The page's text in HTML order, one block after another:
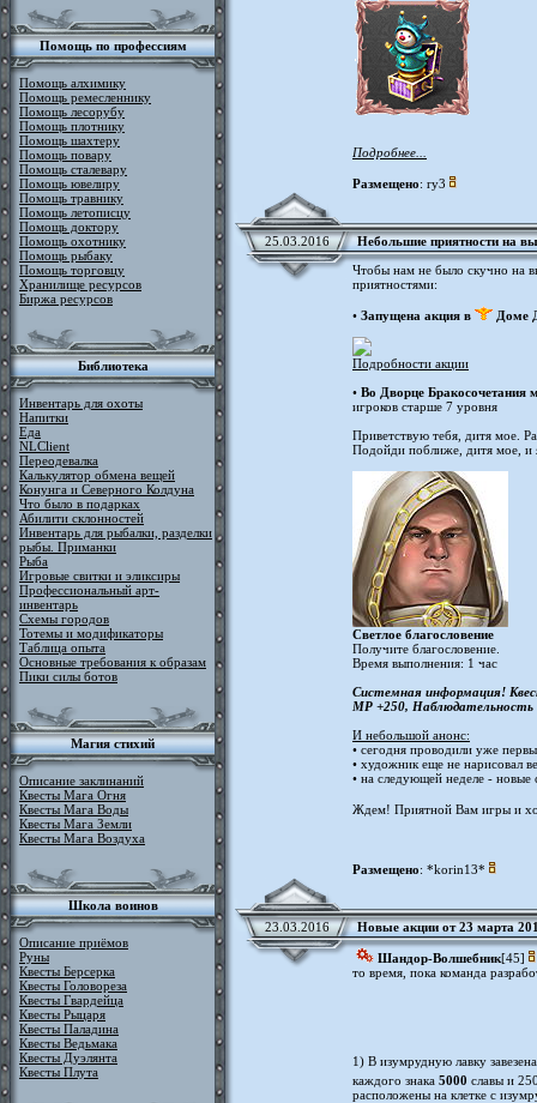
Помощь по профессиям
Помощь алхимику
Помощь ремесленнику
Помощь лесорубу
Помощь плотнику
Помощь шахтеру
Помощь повару
Помощь сталевару
Помощь ювелиру
Помощь травнику
Помощь летописцу
Помощь доктору
Помощь охотнику
Помощь рыбаку
Помощь торговцу
Хранилище ресурсов
Биржа ресурсов
Библиотека
Инвентарь для охоты
Напитки
Еда
NLClient
Переодевалка
Калькулятор обмена вещей
Конунга и Северного Колдуна
Что было в подарках
Абилити склонностей
Инвентарь для рыбалки, разделки
рыбы. Приманки
Рыба
Игровые свитки и эликсиры
Профессиональный арт-
инвентарь
Схемы городов
Тотемы и модификаторы
Таблица опыта
Основные требования к образам
Пики силы ботов
Магия стихий
Описание заклинаний
Квесты Мага Огня
Квесты Мага Воды
Квесты Мага Земли
Квесты Мага Воздуха
Школа воинов
Описание приёмов
Руны
Квесты Берсерка
Квесты Головореза
Квесты Гвардейца
Квесты Рыцаря
Квесты Паладина
Квесты Ведьмака
Квесты Дуэлянта
Квесты Плута
Подробнее...
Размещено: ry3
25.03.2016
Небольшие приятности на
Чтобы нам не было скучно на
приятностями:
• Запущена акция в Доме
Подробности акции
• Во Дворце Бракосочетания
игроков старше 7 уровня
Приветствую тебя, дитя мое.
Подойди поближе, дитя мое, и
Светлое благословение
Получите благословение.
Время выполнения: 1 час
Системная информация!
MP +250,
И небольшой анонс:
• сегодня проводили уже
• художник еще не нарисовал
• на следующей неделе - новые
Ждем! Приятной Вам игры и
Размещено: *korin13*
23.03.2016 Новые акции от 23 марта
Шандор-Волшебник[45]
то время, пока команда
1) В изумрудную лавку
каждого знака 5000 славы и
расположены на клетке с